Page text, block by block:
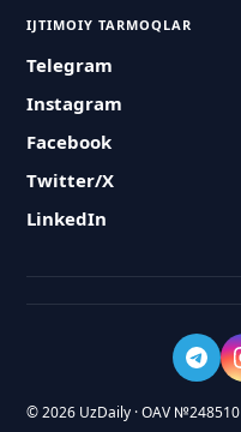
IJTIMOIY TARMOQLAR
Telegram
Instagram
Facebook
Twitter/X
LinkedIn
© 2026 UzDaily · OAV №248510